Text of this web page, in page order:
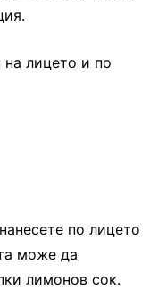
на лицето и по
по лицето
може да
лимонов сок.